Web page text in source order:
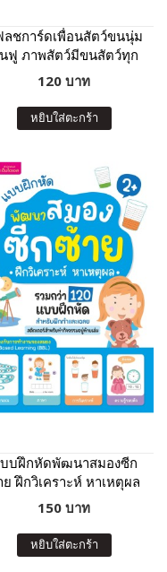
ชการ์ดเพื่อนสัตว์ขนนุ่ม
ฟู ภาพสัตว์มีขนสัตว์ทุก
ผ่น พร้อมคำศัพท์ 3 ภาษา
ฝึกเขียนได้
120 บาท
หยิบใส่ตะกร้า
บฝึกหัดพัฒนาสมองซีก
ฝึกวิเคราะห์ หาเหตุผล
150 บาท
หยิบใส่ตะกร้า